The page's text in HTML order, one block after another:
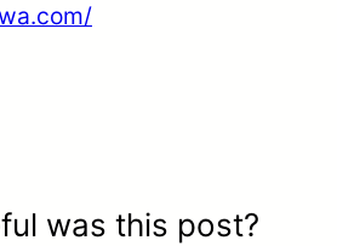
was this post?